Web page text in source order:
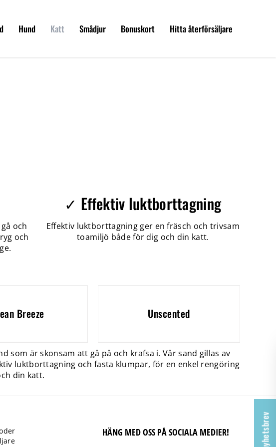
Hund Katt Smådjur Bonuskort Hitta återförsäljare
och
och
✓ Effektiv luktborttagning
Effektiv luktborttagning ger en fräsch och trivsam
toamiljö både för dig och din katt.
Breeze Unscented
som är skonsam att gå på och krafsa i. Vår sand gillas av
luktborttagning och fasta klumpar, för en enkel rengöring
din katt.
HÄNG MED OSS PÅ SOCIALA MEDIER!